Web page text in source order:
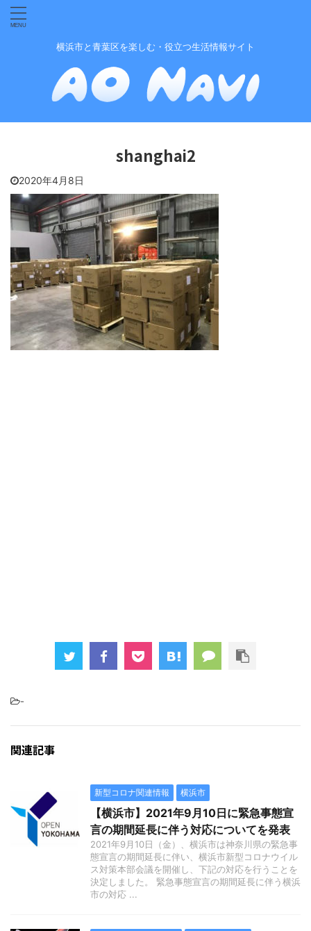
横浜市と青葉区を楽しむ・役立つ生活情報サイト
shanghai2
2020年4月8日
-
関連記事
新型コロナ関連情報 横浜市
【横浜市】2021年9月10日に緊急事態宣
言の期間延長に伴う対応についてを発表
2021年9月10日（金）、横浜市は神奈川県の緊急事
態宣言の期間延長に伴い、横浜市新型コロナウイル
ス対策本部会議を開催し、下記の対応を行うことを
決定しました。 緊急事態宣言の期間延長に伴う横浜
市の対応 ...